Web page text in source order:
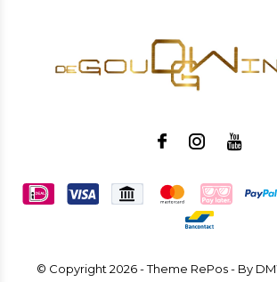
© Copyright 2026- Theme RePos - By